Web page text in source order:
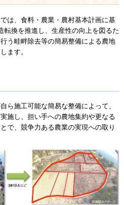
は、⾷料・農業・農村基本計画に基
転換を推進し、⽣産性の向上を図るた
う畦畔除去等の簡易整備による農地
ます。
ら施工可能な簡易な整備によって、
施し、担い手への農地集約や更なる
で、競争力ある農業の実現への取り